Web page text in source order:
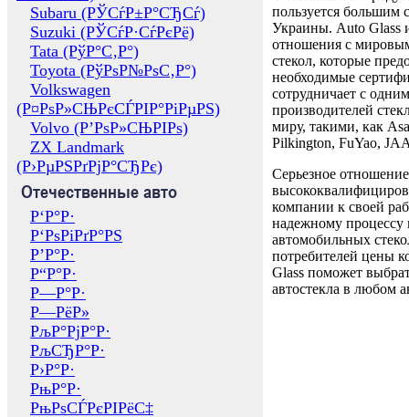
Subaru (РЎСѓР±Р°СЂСѓ)
Suzuki (РЎСѓР·СѓРєРё)
Tata (РўР°С‚Р°)
Toyota (РўРѕР№РѕС‚Р°)
Volkswagen
(Р¤РѕР»СЊРєСЃРІР°РіРµРЅ)
Volvo (Р’РѕР»СЊРІРѕ)
ZX Landmark
(Р›РµРЅРґРјР°СЂРє)
Отечественные авто
Р‘Р°Р·
Р‘РѕРіРґР°РЅ
Р’Р°Р·
Р“Р°Р·
Р—Р°Р·
Р—РёР»
РљР°РјР°Р·
РљСЂР°Р·
Р›Р°Р·
РњР°Р·
РњРѕСЃРєРІРёС‡
пользуется большим
Украины. Auto Glass
отношения с
стекол, которые
необходимые
сотрудничает с
производителей
миру, такими, как
Pilkington, FuYao,
Серьезное отношение
компании к своей
надежному процессу
автомобильных
потребителей цены
Glass поможет
автостекла в любом